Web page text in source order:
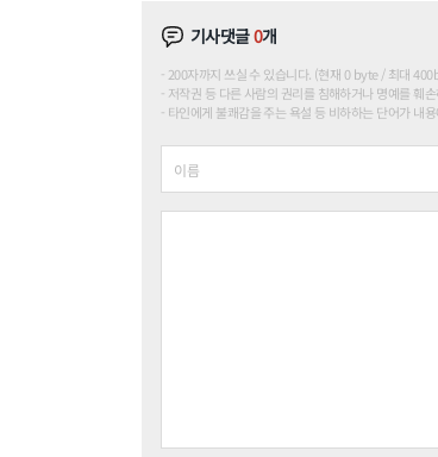
기사댓글0개
200자까지 쓰실 수 있습니다. (현재 0 byte / 최대
저작권 등 다른 사람의 권리를 침해하거나 명예를 훼
타인에게 불쾌감을 주는 욕설 등 비하하는 단어가 내